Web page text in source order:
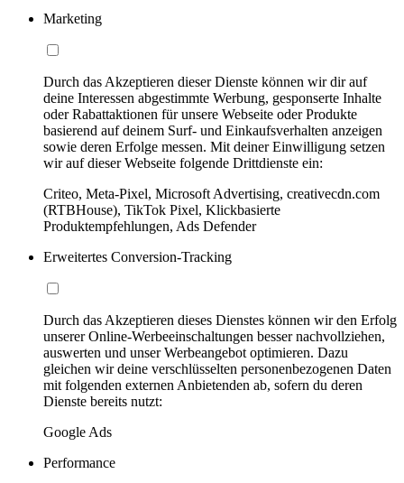
Marketing
Durch das Akzeptieren dieser Dienste können wir dir auf
deine Interessen abgestimmte Werbung, gesponserte Inhalte
oder Rabattaktionen für unsere Webseite oder Produkte
basierend auf deinem Surf- und Einkaufsverhalten anzeigen
sowie deren Erfolge messen. Mit deiner Einwilligung setzen
wir auf dieser Webseite folgende Drittdienste ein:
Criteo, Meta-Pixel, Microsoft Advertising, creativecdn.com
(RTBHouse), TikTok Pixel, Klickbasierte
Produktempfehlungen, Ads Defender
Erweitertes Conversion-Tracking
Durch das Akzeptieren dieses Dienstes können wir den Erfolg
unserer Online-Werbeeinschaltungen besser nachvollziehen,
auswerten und unser Werbeangebot optimieren. Dazu
gleichen wir deine verschlüsselten personenbezogenen Daten
mit folgenden externen Anbietenden ab, sofern du deren
Dienste bereits nutzt:
Google Ads
Performance